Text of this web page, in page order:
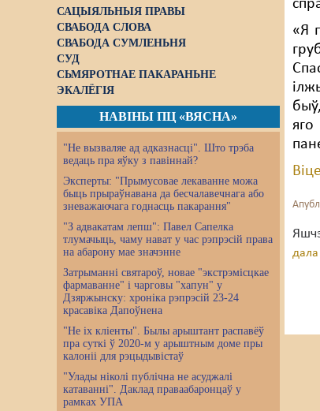
САЦЫЯЛЬНЫЯ ПРАВЫ
СВАБОДА СЛОВА
СВАБОДА СУМЛЕНЬНЯ
СУД
СЬМЯРОТНАЕ ПАКАРАНЬНЕ
ЭКАЛЁГІЯ
НАВІНЫ ПЦ «ВЯСНА»
"Не вызваляе ад адказнасці". Што трэба
ведаць пра яўку з павіннай?
Эксперты: "Прымусовае лекаванне можа
быць прыраўнавана да бесчалавечнага або
зневажаючага годнасць пакарання"
"З адвакатам лепш": Павел Сапелка
тлумачыць, чаму нават у час рэпрэсій права
на абарону мае значэнне
Затрыманні святароў, новае "экстрэмісцкае
фармаванне" і чарговы "хапун" у
Дзяржынску: хроніка рэпрэсій 23-24
красавіка Дапоўнена
"Не іх кліенты". Былы арыштант распавёў
пра суткі ў 2020-м у арыштным доме пры
калоніі для рэцыдывістаў
"Улады ніколі публічна не асуджалі
катаванні". Даклад праваабаронцаў у
рамках УПА
«Я
яго